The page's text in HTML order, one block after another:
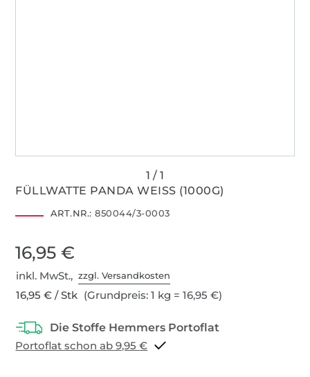
FÜLLWATTE PANDA WEISS (1000G)
ART.NR.: 850044/3-0003
16,95 €
inkl. MwSt.,zzgl. Versandkosten
16,95 € / Stk (Grundpreis: 1 kg = 16,95 €)
Portoflat schon ab 9,95 €